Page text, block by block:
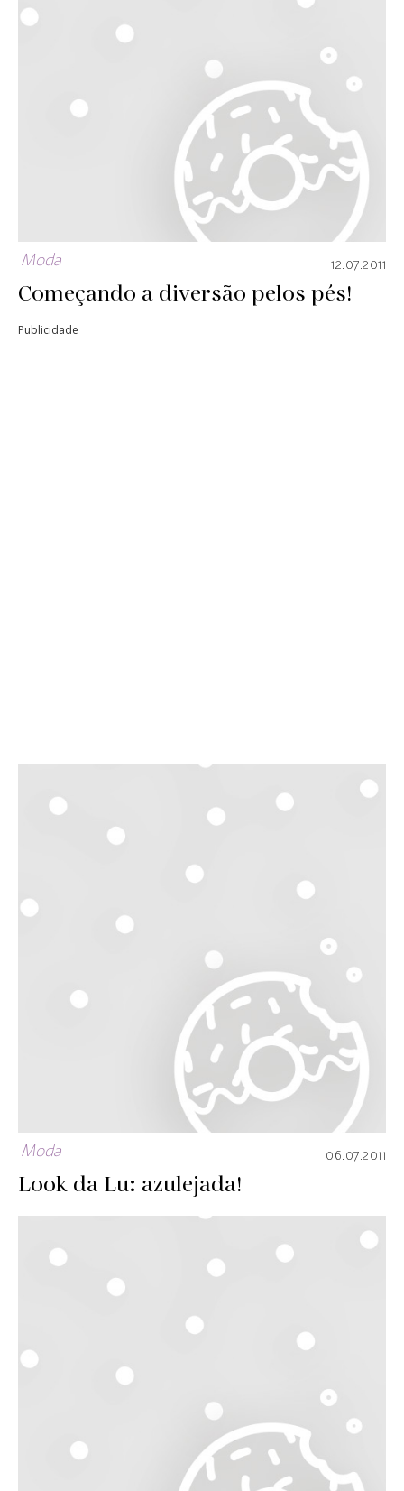
Moda 12.07.2011
Começando a diversão pelos pés!
Publicidade
Moda 06.07.2011
Look da Lu: azulejada!